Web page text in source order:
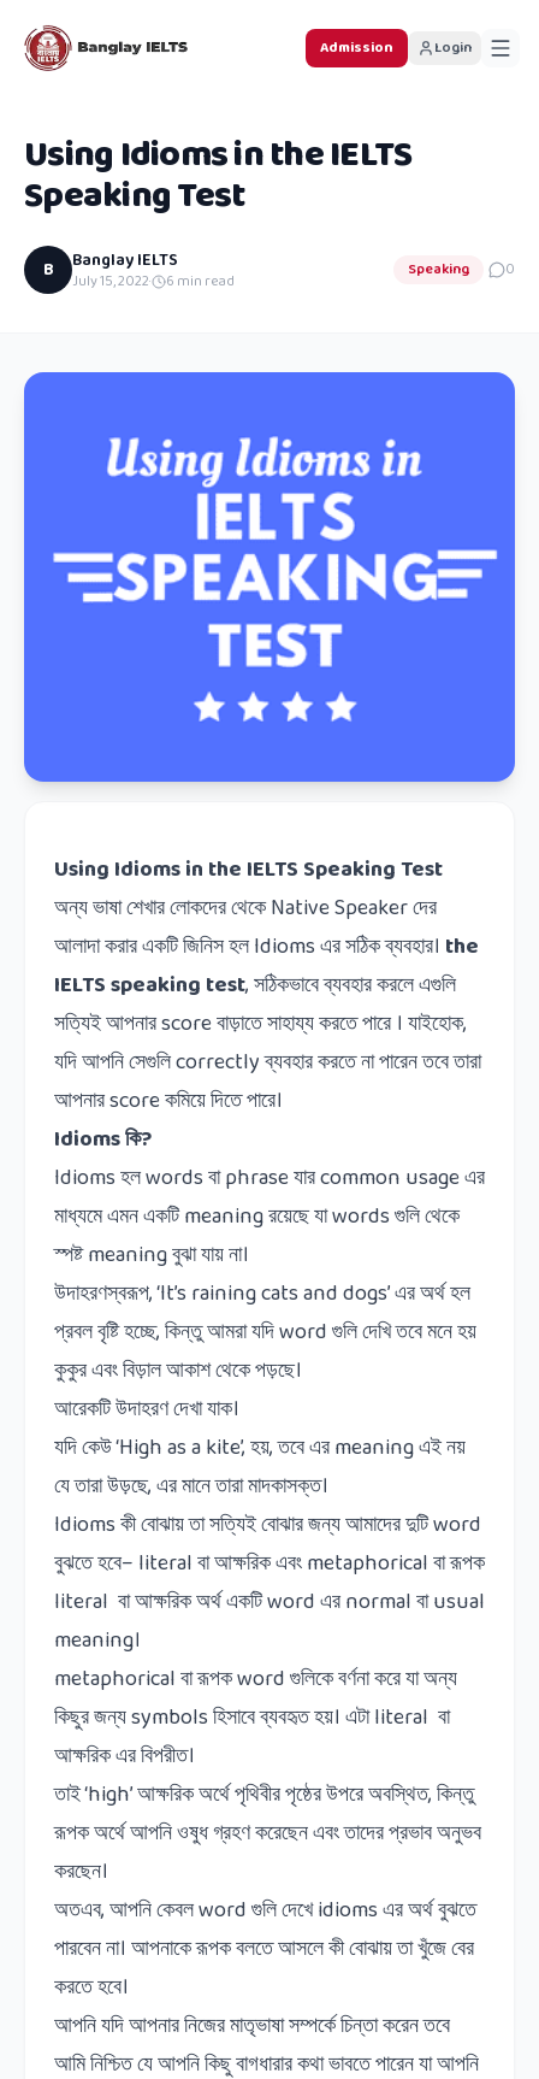
Admission Login
Using Idioms in the IELTS
Speaking Test
B Banglay IELTS
July 15, 2022· 6 min read
Speaking 0
Using Idioms in the IELTS Speaking Test
অন্যভাষাশেখারলোকদেরথেকেNative Speakerদের
আলাদাকরারএকটিজিনিসহলIdiomsএরসঠিকব্যবহার। the
IELTS speaking test,সঠিকভাবেব্যবহারকরলেএগুলি
সত্যিইআপনারscoreবাড়াতেসাহায্যকরতেপারে । যাইহোক,
যদিআপনিসেগুলিcorrectlyব্যবহারকরতেনাপারেনতবেতারা
আপনারscoreকমিয়েদিতেপারে।
Idiomsকি?
Idiomsহলwordsবাphraseযারcommon usageএর
মাধ্যমেএমনএকটিmeaningরয়েছেযাwordsগুলিথেকে
স্পষ্টmeaningবুঝাযায়না।
উদাহরণস্বরূপ, ‘It’s raining cats and dogs’এর অর্থ হল
প্রবল বৃষ্টি হচ্ছে,কিন্তু আমরা যদিwordগুলি দেখি তবে মনে হয়
কুকুর এবং বিড়াল আকাশ থেকে পড়ছে।
আরেকটি উদাহরণ দেখা যাক।
যদি কেউ‘High as a kite’,হয়,তবে এরmeaningএই নয়
যে তারা উড়ছে,এর মানে তারা মাদকাসক্ত।
Idiomsকী বোঝায় তা সত্যিই বোঝার জন্য আমাদের দুটিword
বুঝতে হবে– literalবা আক্ষরিক এবংmetaphoricalবা রূপক
literal বাআক্ষরিকঅর্থএকটিwordএরnormalবাusual
meaning।
metaphoricalবা রূপকwordগুলিকে বর্ণনা করে যা অন্য
কিছুর জন্যsymbolsহিসাবে ব্যবহৃত হয়। এটাliteral বা
আক্ষরিক এর বিপরীত।
তাই‘high’আক্ষরিক অর্থে পৃথিবীর পৃষ্ঠের উপরে অবস্থিত,কিন্তু
রূপক অর্থে আপনি ওষুধ গ্রহণ করেছেন এবং তাদের প্রভাব অনুভব
করছেন।
অতএব,আপনি কেবলwordগুলি দেখেidiomsএর অর্থ বুঝতে
পারবেন না। আপনাকে রূপক বলতে আসলে কী বোঝায় তা খুঁজে বের
করতে হবে।
আপনি যদি আপনার নিজের মাতৃভাষা সম্পর্কে চিন্তা করেন তবে
আমি নিশ্চিত যে আপনি কিছু বাগধারার কথা ভাবতে পারেন যা আপনি